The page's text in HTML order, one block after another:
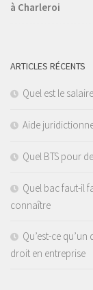
à Charleroi
ARTICLES RÉCENTS
Quel est le
Aide
Quel BTS pour
Quel bac faut-il
connaître
Qu’est-ce
droit en entreprise